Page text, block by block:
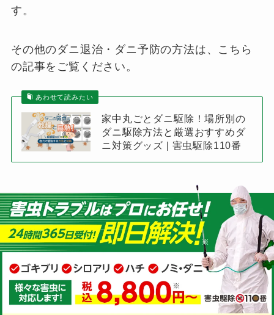
す。
その他のダニ退治・ダニ予防の方法は、こちら
の記事をご覧ください。
あわせて読みたい
家中丸ごとダニ駆除！場所別の
ダニ駆除方法と厳選おすすめダ
ニ対策グッズ | 害虫駆除110番